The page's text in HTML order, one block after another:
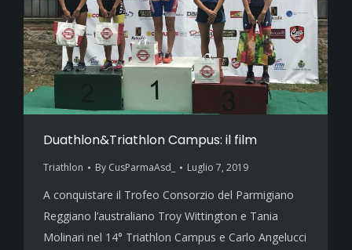
Duathlon&Triathlon Campus: il film
Triathlon By CusParmaAsd_ Luglio 7, 2019
A conquistare il Trofeo Consorzio del Parmigiano
Reggiano l’australiano Troy Wittington e Tania
Molinari nel 14° Triathlon Campus e Carlo Angelucci